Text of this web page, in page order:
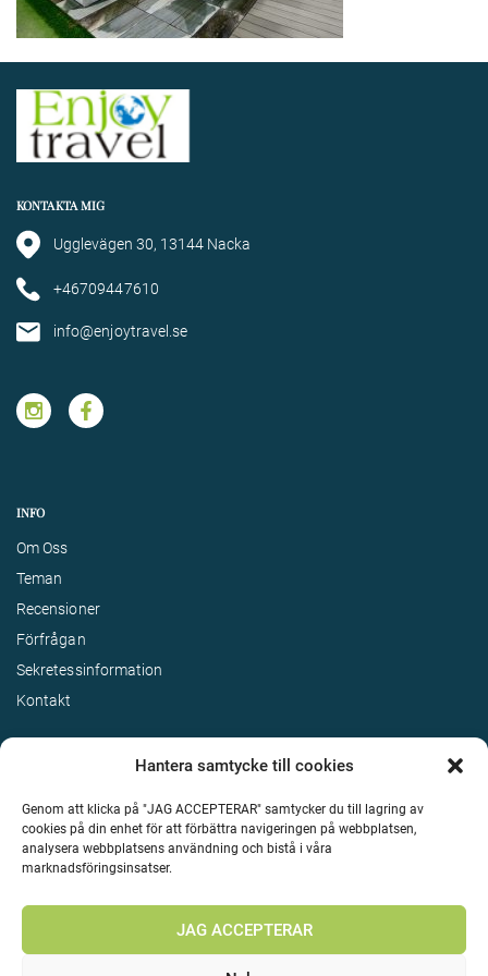
Hantera samtycke till cookies
Genom att klicka på "JAG ACCEPTERAR" samtycker du till lagring av
cookies på din enhet för att förbättra navigeringen på webbplatsen,
analysera webbplatsens användning och bistå i våra
marknadsföringsinsatser.
JAG ACCEPTERAR
KONTAKTA MIG
Ugglevägen 30, 13144 Nacka
+46709447610
info@enjoytravel.se
INFO
Om Oss
Teman
Recensioner
Förfrågan
Sekretessinformation
Kontakt
Upphovsrätt 2026 Enjoy Travel Alla rättigheter reserverade